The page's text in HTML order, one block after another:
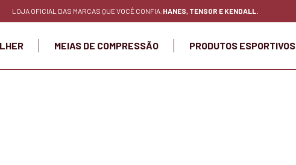
LOJA OFICIAL DAS MARCAS QUE VOCÊ CONFIA:HANES, TENSOR E KENDALL.
MEIAS DE COMPRESSÃO PRODUTOS ESPORTIVOS